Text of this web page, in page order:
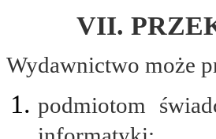
VII.
Wydawnictwo może
podmiotom